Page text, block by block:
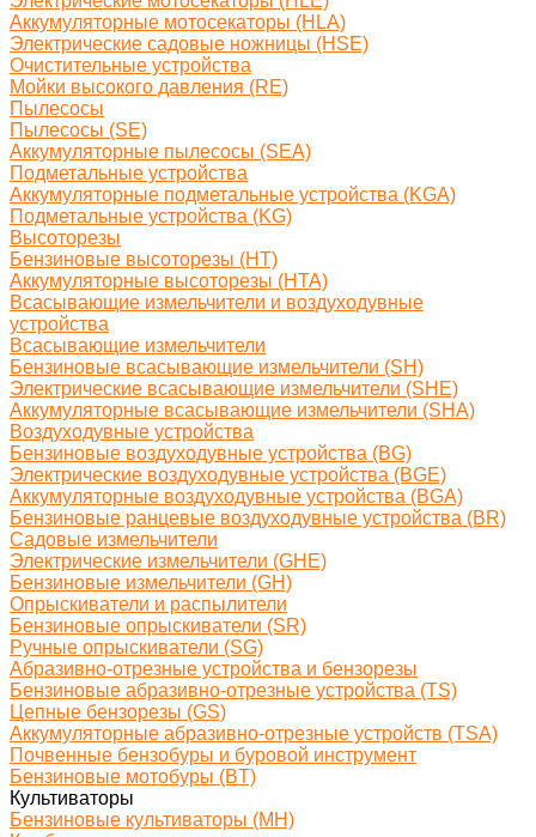
Аккумуляторные мотосекаторы (HLA)
Электрические садовые ножницы (HSE)
Очистительные устройства
Мойки высокого давления (RE)
Пылесосы
Пылесосы (SE)
Аккумуляторные пылесосы (SEA)
Подметальные устройства
Аккумуляторные подметальные устройства (KGA)
Подметальные устройства (KG)
Высоторезы
Бензиновые высоторезы (HT)
Аккумуляторные высоторезы (HTA)
Всасывающие измельчители и воздуходувные
устройства
Всасывающие измельчители
Бензиновые всасывающие измельчители (SH)
Электрические всасывающие измельчители (SHE)
Аккумуляторные всасывающие измельчители (SHA)
Воздуходувные устройства
Бензиновые воздуходувные устройства (BG)
Электрические воздуходувные устройства (BGE)
Аккумуляторные воздуходувные устройства (BGA)
Бензиновые ранцевые воздуходувные устройства (BR)
Садовые измельчители
Электрические измельчители (GHE)
Бензиновые измельчители (GH)
Опрыскиватели и распылители
Бензиновые опрыскиватели (SR)
Ручные опрыскиватели (SG)
Абразивно-отрезные устройства и бензорезы
Бензиновые абразивно-отрезные устройства (TS)
Цепные бензорезы (GS)
Аккумуляторные абразивно-отрезные устройств (TSA)
Почвенные бензобуры и буровой инструмент
Бензиновые мотобуры (BT)
Культиваторы
Бензиновые культиваторы (MH)